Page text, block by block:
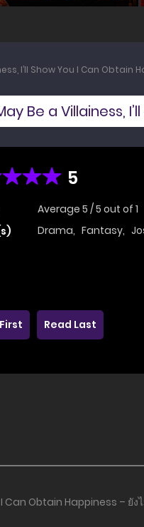
I’ll Show You I Can Obtain
Be a Villainess,
5
Average 5 /5 out of 1
Drama, Fantasy,
Read Last
Can Obtain Happiness – ยัง